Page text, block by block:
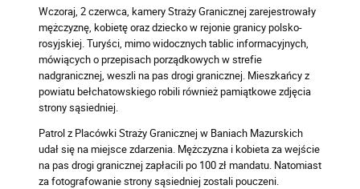
Wczoraj, 2 czerwca, kamery Straży Granicznej zarejestrowały
mężczyznę, kobietę oraz dziecko w rejonie granicy polsko-
rosyjskiej. Turyści, mimo widocznych tablic informacyjnych,
mówiących o przepisach porządkowych w strefie
nadgranicznej, weszli na pas drogi granicznej. Mieszkańcy z
powiatu bełchatowskiego robili również pamiątkowe zdjęcia
strony sąsiedniej.
Patrol z Placówki Straży Granicznej w Baniach Mazurskich
udał się na miejsce zdarzenia. Mężczyzna i kobieta za wejście
na pas drogi granicznej zapłacili po 100 zł mandatu. Natomiast
za fotografowanie strony sąsiedniej zostali pouczeni.